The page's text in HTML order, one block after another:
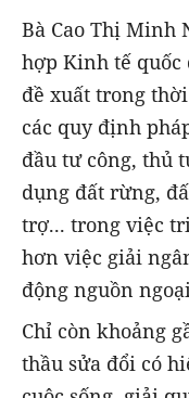
Bà Cao Thị Minh
hợp Kinh tế quốc
đề xuất trong
các quy định
đầu tư công, thủ
dụng đất rừng,
trợ... trong việc
hơn việc giải
động nguồn
Chỉ còn khoảng
thầu sửa đổi có